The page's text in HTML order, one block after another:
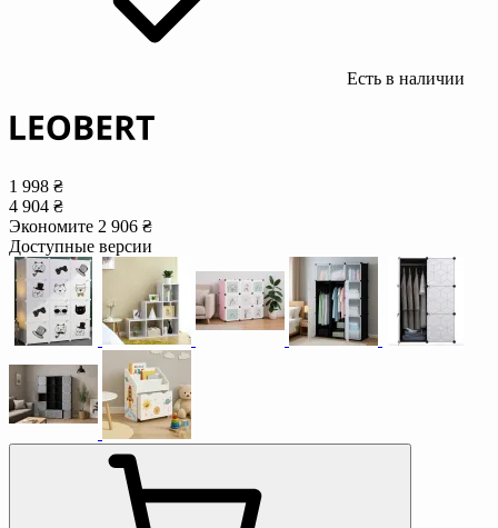
Есть в наличии
1 998 ₴
4 904 ₴
Экономите 2 906 ₴
Доступные версии